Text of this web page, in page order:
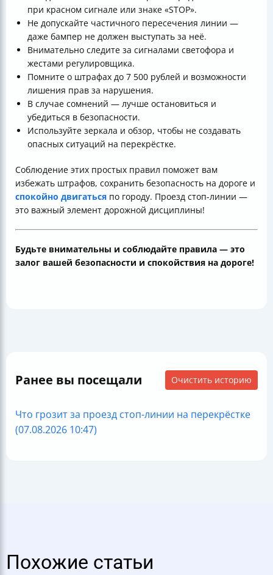
при красном сигнале или знаке «STOP».
Не допускайте частичного пересечения линии —
даже бампер не должен выступать за неё.
Внимательно следите за сигналами светофора и
жестами регулировщика.
Помните о штрафах до 7 500 рублей и возможности
лишения прав за нарушения.
В случае сомнений — лучше остановиться и
убедиться в безопасности.
Используйте зеркала и обзор, чтобы не создавать
опасных ситуаций на перекрёстке.
Соблюдение этих простых правил поможет вам
избежать штрафов, сохранить безопасность на дороге и
спокойно двигаться по городу. Проезд стоп-линии —
это важный элемент дорожной дисциплины!
Будьте внимательны и соблюдайте правила — это
залог вашей безопасности и спокойствия на дороге!
Ранее вы посещали Очистить историю
Что грозит за проезд стоп-линии на перекрёстке
(07.08.2026 10:47)
Похожие статьи